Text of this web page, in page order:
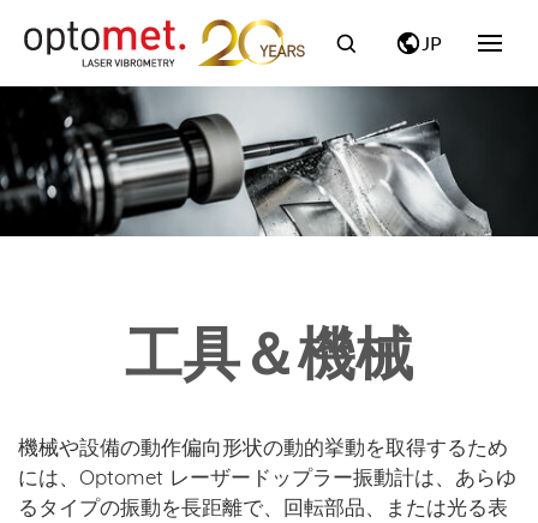
JP
工具＆機械
機械や設備の動作偏向形状の動的挙動を取得するため
には、Optomet レーザードップラー振動計は、あらゆ
るタイプの振動を長距離で、回転部品、または光る表